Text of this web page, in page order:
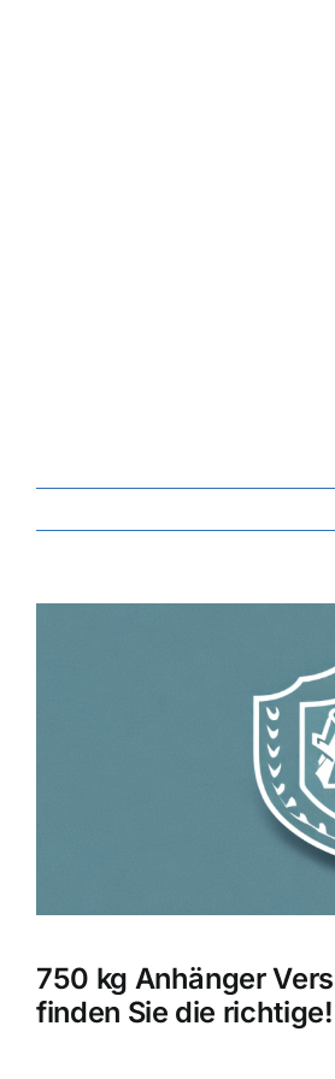
750 kg Anhänger
finden Sie die richtige!